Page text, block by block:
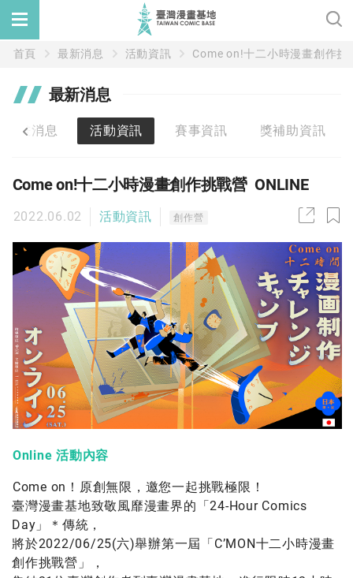
首頁 最新消息 活動資訊 Come on!十二小時漫畫創作
最新消息
漫畫消息 活動資訊 賽事資訊 獎補助資訊
Come on!十二小時漫畫創作挑戰營 ONLINE
2022.06.02 活動資訊 創作營
Online 活動內容
Come on！原創無限，邀您一起挑戰極限！
臺灣漫畫基地致敬風靡漫畫界的「24-Hour Comics
Day」＊傳統，
將於2022/06/25(六)舉辦第一屆「C’MON十二小時漫畫
創作挑戰營」，